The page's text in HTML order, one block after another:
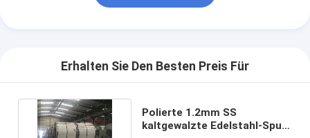
Erhalten Sie Den Besten Preis Für
Polierte 1.2mm SS
kaltgewalzte Edelstahl-Spule